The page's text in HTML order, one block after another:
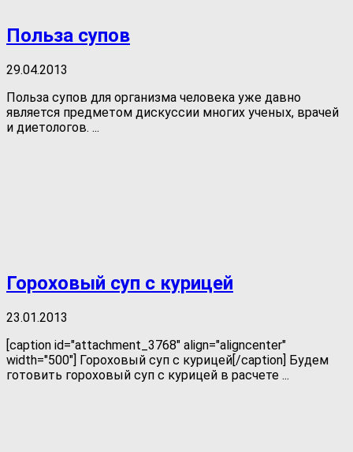
Польза супов
29.04.2013
Польза супов для организма человека уже давно
является предметом дискуссии многих ученых, врачей
и диетологов. ...
Гороховый суп с курицей
23.01.2013
[caption id="attachment_3768" align="aligncenter"
width="500"] Гороховый суп с курицей[/caption] Будем
готовить гороховый суп с курицей в расчете ...